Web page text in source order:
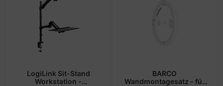
LogiLink Sit-Stand
Workstation -
BARCO
Wandmontagesatz - für